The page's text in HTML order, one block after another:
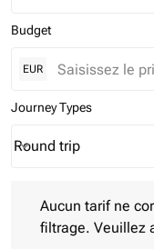
Budget
EUR
Journey Types
Journey Types option
Round trip
keyboard_arrow_down
Aucun tarif ne
filtrage. Veuillez